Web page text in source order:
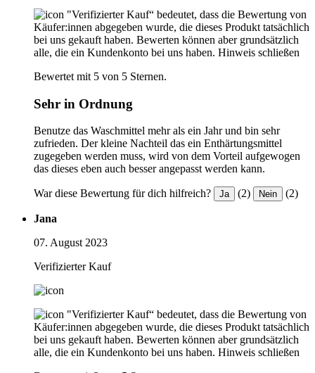
"Verifizierter Kauf“ bedeutet, dass die Bewertung von
Käufer:innen abgegeben wurde, die dieses Produkt tatsächlich
bei uns gekauft haben. Bewerten können aber grundsätzlich
alle, die ein Kundenkonto bei uns haben. Hinweis schließen
Bewertet mit 5 von 5 Sternen.
Sehr in Ordnung
Benutze das Waschmittel mehr als ein Jahr und bin sehr
zufrieden. Der kleine Nachteil das ein Enthärtungsmittel
zugegeben werden muss, wird von dem Vorteil aufgewogen
das dieses eben auch besser angepasst werden kann.
War diese Bewertung für dich hilfreich? Ja (2) Nein (2)
Jana
07. August 2023
Verifizierter Kauf
"Verifizierter Kauf“ bedeutet, dass die Bewertung von
Käufer:innen abgegeben wurde, die dieses Produkt tatsächlich
bei uns gekauft haben. Bewerten können aber grundsätzlich
alle, die ein Kundenkonto bei uns haben. Hinweis schließen